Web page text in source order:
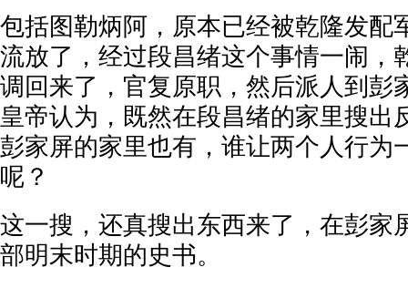
包括图勒炳阿，原本已经被乾隆发配
流放了，经过段昌绪这个事情一闹，
调回来了，官复原职，然后派人到彭
皇帝认为，既然在段昌绪的家里搜出
彭家屏的家里也有，谁让两个人行为
呢？
这一搜，还真搜出东西来了，在彭家
部明末时期的史书。